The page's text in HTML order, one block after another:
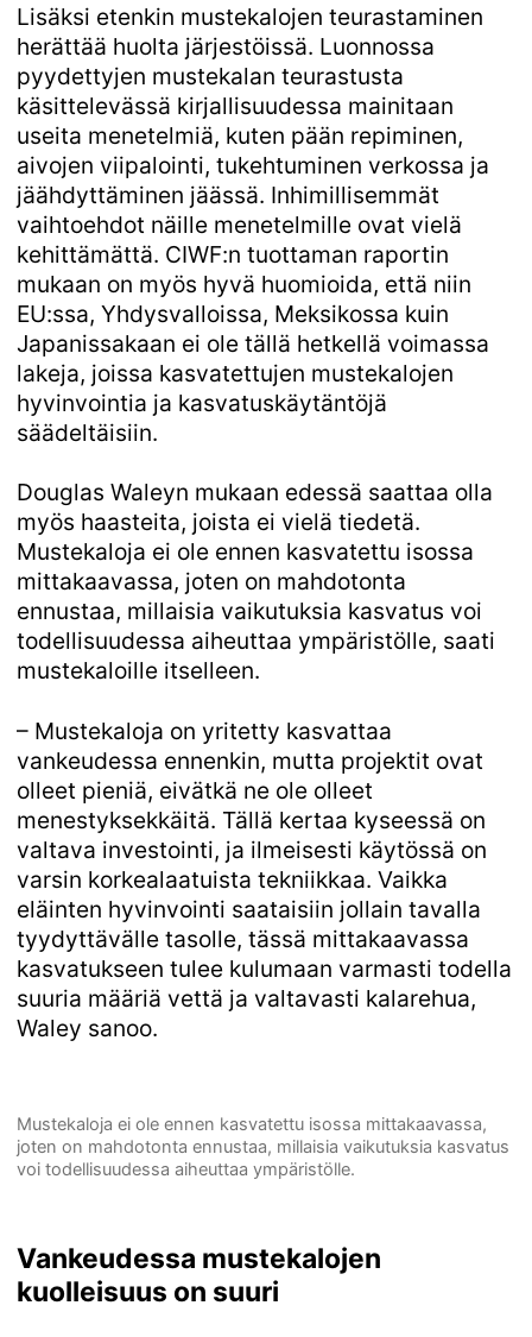
Lisäksi etenkin mustekalojen teurastaminen
herättää huolta järjestöissä. Luonnossa
pyydettyjen mustekalan teurastusta
käsittelevässä kirjallisuudessa mainitaan
useita menetelmiä, kuten pään repiminen,
aivojen viipalointi, tukehtuminen verkossa ja
jäähdyttäminen jäässä. Inhimillisemmät
vaihtoehdot näille menetelmille ovat vielä
kehittämättä. CIWF:n tuottaman raportin
mukaan on myös hyvä huomioida, että niin
EU:ssa, Yhdysvalloissa, Meksikossa kuin
Japanissakaan ei ole tällä hetkellä voimassa
lakeja, joissa kasvatettujen mustekalojen
hyvinvointia ja kasvatuskäytäntöjä
säädeltäisiin.
Douglas Waleyn mukaan edessä saattaa olla
myös haasteita, joista ei vielä tiedetä.
Mustekaloja ei ole ennen kasvatettu isossa
mittakaavassa, joten on mahdotonta
ennustaa, millaisia vaikutuksia kasvatus voi
todellisuudessa aiheuttaa ympäristölle, saati
mustekaloille itselleen.
– Mustekaloja on yritetty kasvattaa
vankeudessa ennenkin, mutta projektit ovat
olleet pieniä, eivätkä ne ole olleet
menestyksekkäitä. Tällä kertaa kyseessä on
valtava investointi, ja ilmeisesti käytössä on
varsin korkealaatuista tekniikkaa. Vaikka
eläinten hyvinvointi saataisiin jollain tavalla
tyydyttävälle tasolle, tässä mittakaavassa
kasvatukseen tulee kulumaan varmasti todella
suuria määriä vettä ja valtavasti kalarehua,
Waley sanoo.
Mustekaloja ei ole ennen kasvatettu isossa mittakaavassa,
joten on mahdotonta ennustaa, millaisia vaikutuksia kasvatus
voi todellisuudessa aiheuttaa ympäristölle.
Vankeudessa mustekalojen
kuolleisuus on suuri